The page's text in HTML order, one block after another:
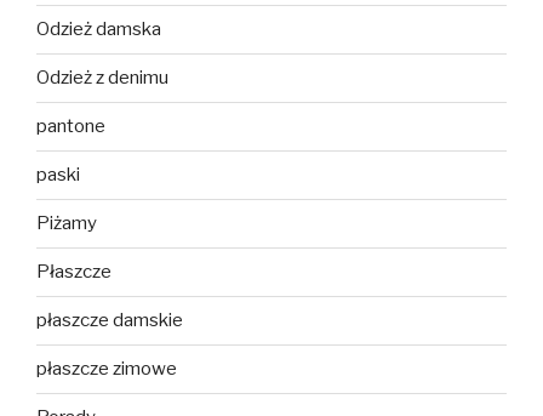
Odzież damska
Odzież z denimu
pantone
paski
Piżamy
Płaszcze
płaszcze damskie
płaszcze zimowe